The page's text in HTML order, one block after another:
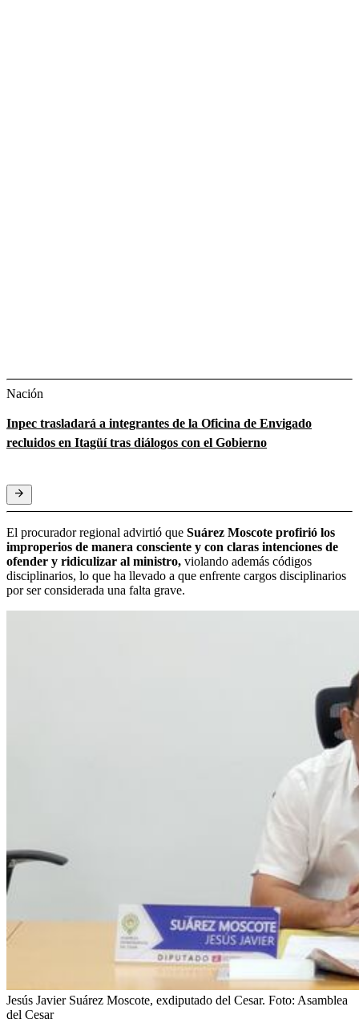
Nación
Inpec trasladará a integrantes de la Oficina de Envigado
recluidos en Itagüí tras diálogos con el Gobierno
El procurador regional advirtió que Suárez Moscote profirió los
improperios de manera consciente y con claras intenciones de
ofender y ridiculizar al ministro, violando además códigos
disciplinarios, lo que ha llevado a que enfrente cargos disciplinarios
por ser considerada una falta grave.
Jesús Javier Suárez Moscote, exdiputado del Cesar. Foto: Asamblea
del Cesar